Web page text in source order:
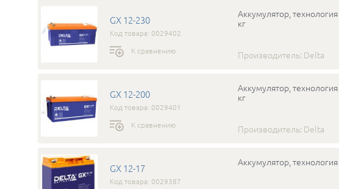
GX 12-230
Код товара: 0029402
К сравнению
Аккумулятор,
кг
Производитель: Delta
GX 12-200
Код товара: 0029401
К сравнению
Аккумулятор,
кг
Производитель: Delta
GX 12-17
Код товара: 0029387
Аккумулятор,